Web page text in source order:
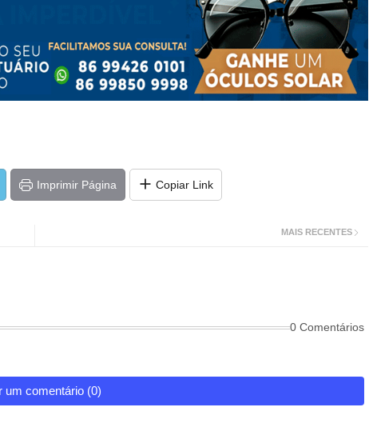
Imprimir Página Copiar Link
MAIS RECENTES
0 Comentários
um comentário (0)